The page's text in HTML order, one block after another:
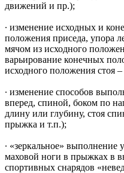
движений и пр.);
∙ изменение исходных и
положения приседа, упора
мячом из исходного
варьирование конечных
исходного положения стоя
∙ изменение способов
вперед, спиной, боком по
длину или глубину, стоя
прыжка и т.п.);
∙ «зеркальное»
маховой ноги в прыжках в
спортивных снарядов